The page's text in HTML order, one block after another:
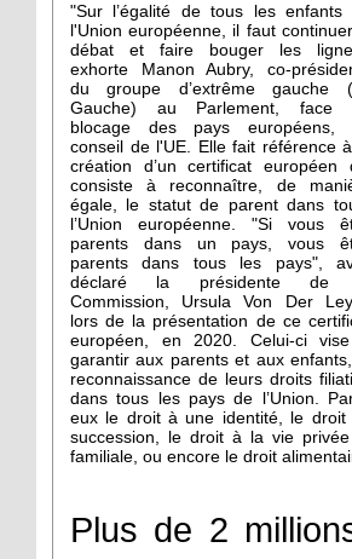
"Sur l’égalité de tous les enfants
l'Union européenne, il faut
débat et faire bouger les
exhorte Manon Aubry, co-
du groupe d’extrême gauche
Gauche) au Parlement, face
blocage des pays européens,
conseil de l'UE. Elle fait référence
création d’un certificat européen
consiste à reconnaître, de
égale, le statut de parent dans
l’Union européenne. "Si vous
parents dans un pays, vous
parents dans tous les pays",
déclaré la présidente de
Commission, Ursula Von Der
lors de la présentation de ce
européen, en 2020. Celui-ci
garantir aux parents et aux
reconnaissance de leurs droits
dans tous les pays de l’Union.
eux le droit à une identité, le droit
succession, le droit à la vie
familiale, ou encore le droit
Plus de 2